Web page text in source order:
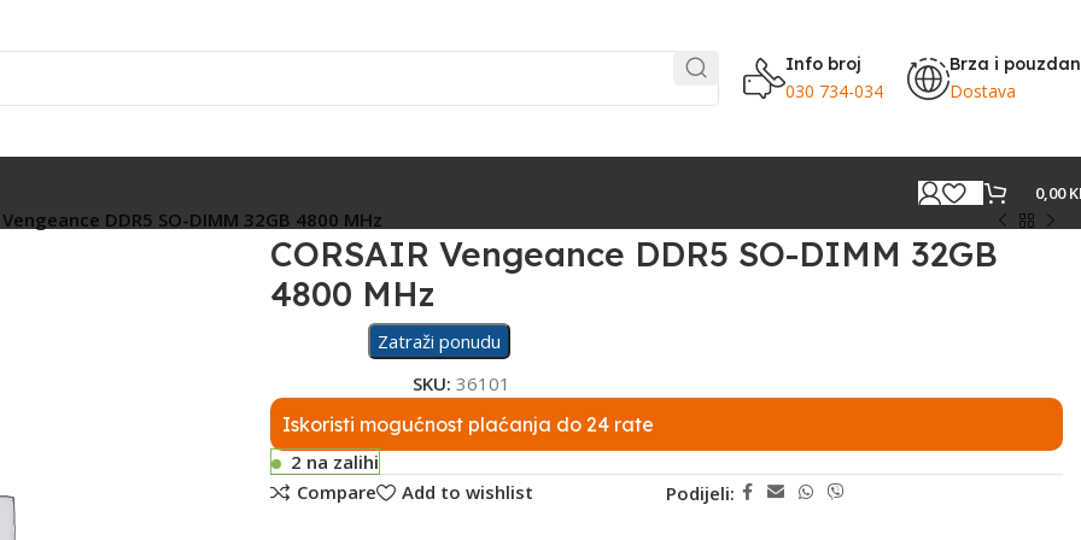
Info broj
030 734-034
Brza i
Dostava
0,00
Vengeance DDR5 SO-DIMM 32GB 4800 MHz
CORSAIR Vengeance DDR5 SO-DIMM 32GB
4800 MHz
Zatraži ponudu
SKU: 36101
Iskoristi mogućnost plaćanja do 24 rate
2 na zalihi
Compare
Add to wishlist Podijeli: